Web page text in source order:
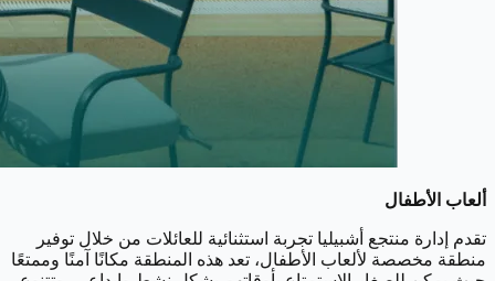
ألعاب الأطفال
تقدم إدارة منتجع أشبيليا تجربة استثنائية للعائلات من خلال توفير
منطقة مخصصة لألعاب الأطفال، تعد هذه المنطقة مكانًا آمنًا وممتعًا